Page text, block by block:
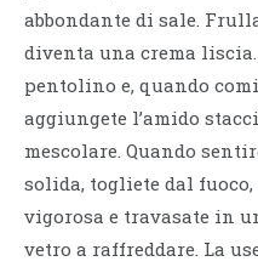
abbondante di sale.
diventa una crema
pentolino e, quando
aggiungete l’amido
mescolare. Quando
solida, togliete dal
vigorosa e travasate in
vetro a raffreddare. La